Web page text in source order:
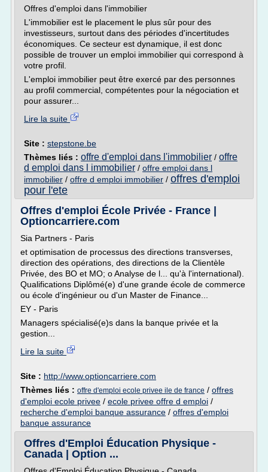
Offres d'emploi dans l'immobilier
L'immobilier est le placement le plus sûr pour des
investisseurs, surtout dans des périodes d'incertitudes
économiques. Ce secteur est dynamique, il est donc
possible de trouver un emploi immobilier qui correspond à
votre profil.
L'emploi immobilier peut être exercé par des personnes
au profil commercial, compétentes pour la négociation et
pour assurer...
Lire la suite
Site : stepstone.be
Thèmes liés : offre d'emploi dans l'immobilier / offre
d emploi dans l immobilier / offre emploi dans l
immobilier / offre d emploi immobilier / offres d'emploi
pour l'ete
Offres d'emploi École Privée - France |
Optioncarriere.com
Sia Partners - Paris
et optimisation de processus des directions transverses,
direction des opérations, des directions de la Clientèle
Privée, des BO et MO; o Analyse de l... qu'à l'international).
Qualifications Diplômé(e) d'une grande école de commerce
ou école d'ingénieur ou d'un Master de Finance...
EY - Paris
Managers spécialisé(e)s dans la banque privée et la
gestion...
Lire la suite
Site : http://www.optioncarriere.com
Thèmes liés : offre d'emploi ecole privee ile de france / offres
d'emploi ecole privee / ecole privee offre d emploi /
recherche d'emploi banque assurance / offres d'emploi
banque assurance
Offres d'Emploi Éducation Physique -
Canada | Option ...